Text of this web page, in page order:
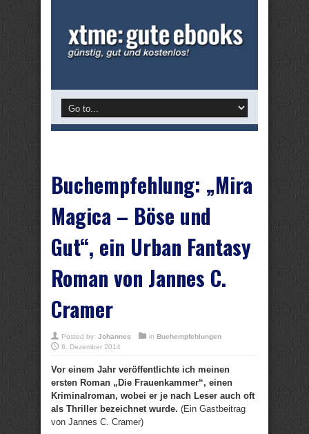
Buchempfehlung: „Mira
Magica – Böse und
Gut“, ein Urban Fantasy
Roman von Jannes C.
Cramer
Posted by: Johannes in Buchempfehlungen
8. Dezember 2014
Vor einem Jahr veröffentlichte ich meinen
ersten Roman „Die Frauenkammer“, einen
Kriminalroman, wobei er je nach Leser auch oft
als Thriller bezeichnet wurde. (Ein Gastbeitrag
von Jannes C. Cramer)